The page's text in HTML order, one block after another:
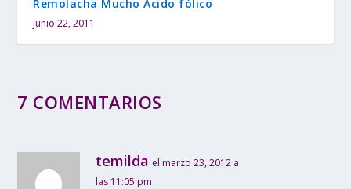
Remolacha Mucho Acido fólico
junio 22, 2011
7 COMENTARIOS
temilda el marzo 23, 2012 a
las 11:05 pm